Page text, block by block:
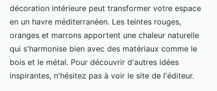
décoration intérieure peut transformer votre espace
en un havre méditerranéen. Les teintes rouges,
oranges et marrons apportent une chaleur naturelle
qui s'harmonise bien avec des matériaux comme le
bois et le métal. Pour découvrir d'autres idées
inspirantes, n'hésitez pas à voir le site de l'éditeur.